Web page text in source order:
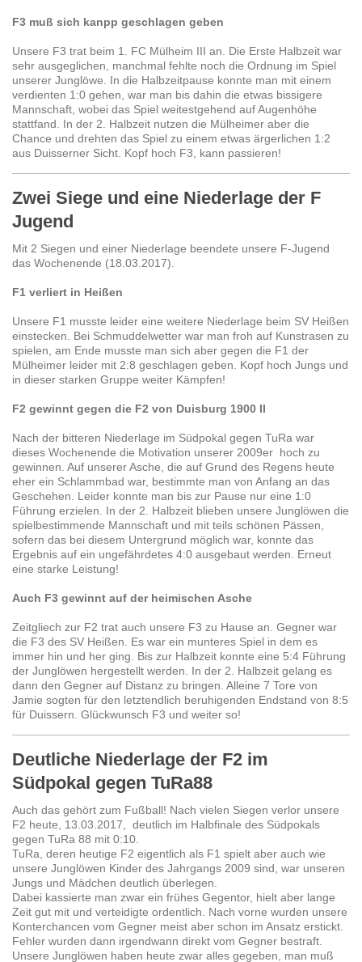
F3 muß sich kanpp geschlagen geben
Unsere F3 trat beim 1. FC Mülheim III an. Die Erste Halbzeit war
sehr ausgeglichen, manchmal fehlte noch die Ordnung im Spiel
unserer Junglöwe. In die Halbzeitpause konnte man mit einem
verdienten 1:0 gehen, war man bis dahin die etwas bissigere
Mannschaft, wobei das Spiel weitestgehend auf Augenhöhe
stattfand. In der 2. Halbzeit nutzen die Mülheimer aber die
Chance und drehten das Spiel zu einem etwas ärgerlichen 1:2
aus Duisserner Sicht. Kopf hoch F3, kann passieren!
Zwei Siege und eine Niederlage der F
Jugend
Mit 2 Siegen und einer Niederlage beendete unsere F-Jugend
das Wochenende (18.03.2017).
F1 verliert in Heißen
Unsere F1 musste leider eine weitere Niederlage beim SV Heißen
einstecken. Bei Schmuddelwetter war man froh auf Kunstrasen zu
spielen, am Ende musste man sich aber gegen die F1 der
Mülheimer leider mit 2:8 geschlagen geben. Kopf hoch Jungs und
in dieser starken Gruppe weiter Kämpfen!
F2 gewinnt gegen die F2 von Duisburg 1900 II
Nach der bitteren Niederlage im Südpokal gegen TuRa war
dieses Wochenende die Motivation unserer 2009er hoch zu
gewinnen. Auf unserer Asche, die auf Grund des Regens heute
eher ein Schlammbad war, bestimmte man von Anfang an das
Geschehen. Leider konnte man bis zur Pause nur eine 1:0
Führung erzielen. In der 2. Halbzeit blieben unsere Junglöwen die
spielbestimmende Mannschaft und mit teils schönen Pässen,
sofern das bei diesem Untergrund möglich war, konnte das
Ergebnis auf ein ungefährdetes 4:0 ausgebaut werden. Erneut
eine starke Leistung!
Auch F3 gewinnt auf der heimischen Asche
Zeitgliech zur F2 trat auch unsere F3 zu Hause an. Gegner war
die F3 des SV Heißen. Es war ein munteres Spiel in dem es
immer hin und her ging. Bis zur Halbzeit konnte eine 5:4 Führung
der Junglöwen hergestellt werden. In der 2. Halbzeit gelang es
dann den Gegner auf Distanz zu bringen. Alleine 7 Tore von
Jamie sogten für den letztendlich beruhigenden Endstand von 8:5
für Duissern. Glückwunsch F3 und weiter so!
Deutliche Niederlage der F2 im
Südpokal gegen TuRa88
Auch das gehört zum Fußball! Nach vielen Siegen verlor unsere
F2 heute, 13.03.2017, deutlich im Halbfinale des Südpokals
gegen TuRa 88 mit 0:10.
TuRa, deren heutige F2 eigentlich als F1 spielt aber auch wie
unsere Junglöwen Kinder des Jahrgangs 2009 sind, war unseren
Jungs und Mädchen deutlich überlegen.
Dabei kassierte man zwar ein frühes Gegentor, hielt aber lange
Zeit gut mit und verteidigte ordentlich. Nach vorne wurden unsere
Konterchancen vom Gegner meist aber schon im Ansatz erstickt.
Fehler wurden dann irgendwann direkt vom Gegner bestraft.
Unsere Junglöwen haben heute zwar alles gegeben, man muß